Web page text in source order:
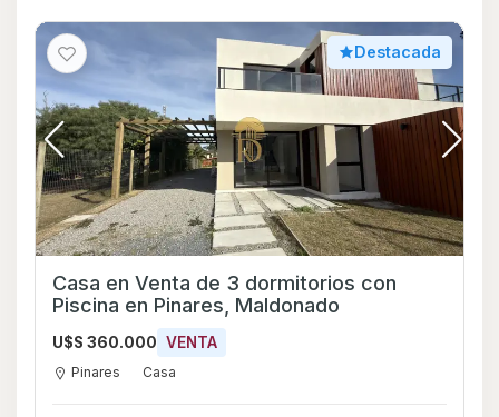
Destacada
Casa en Venta de 3 dormitorios con
Piscina en Pinares, Maldonado
U$S 360.000 VENTA
Pinares Casa